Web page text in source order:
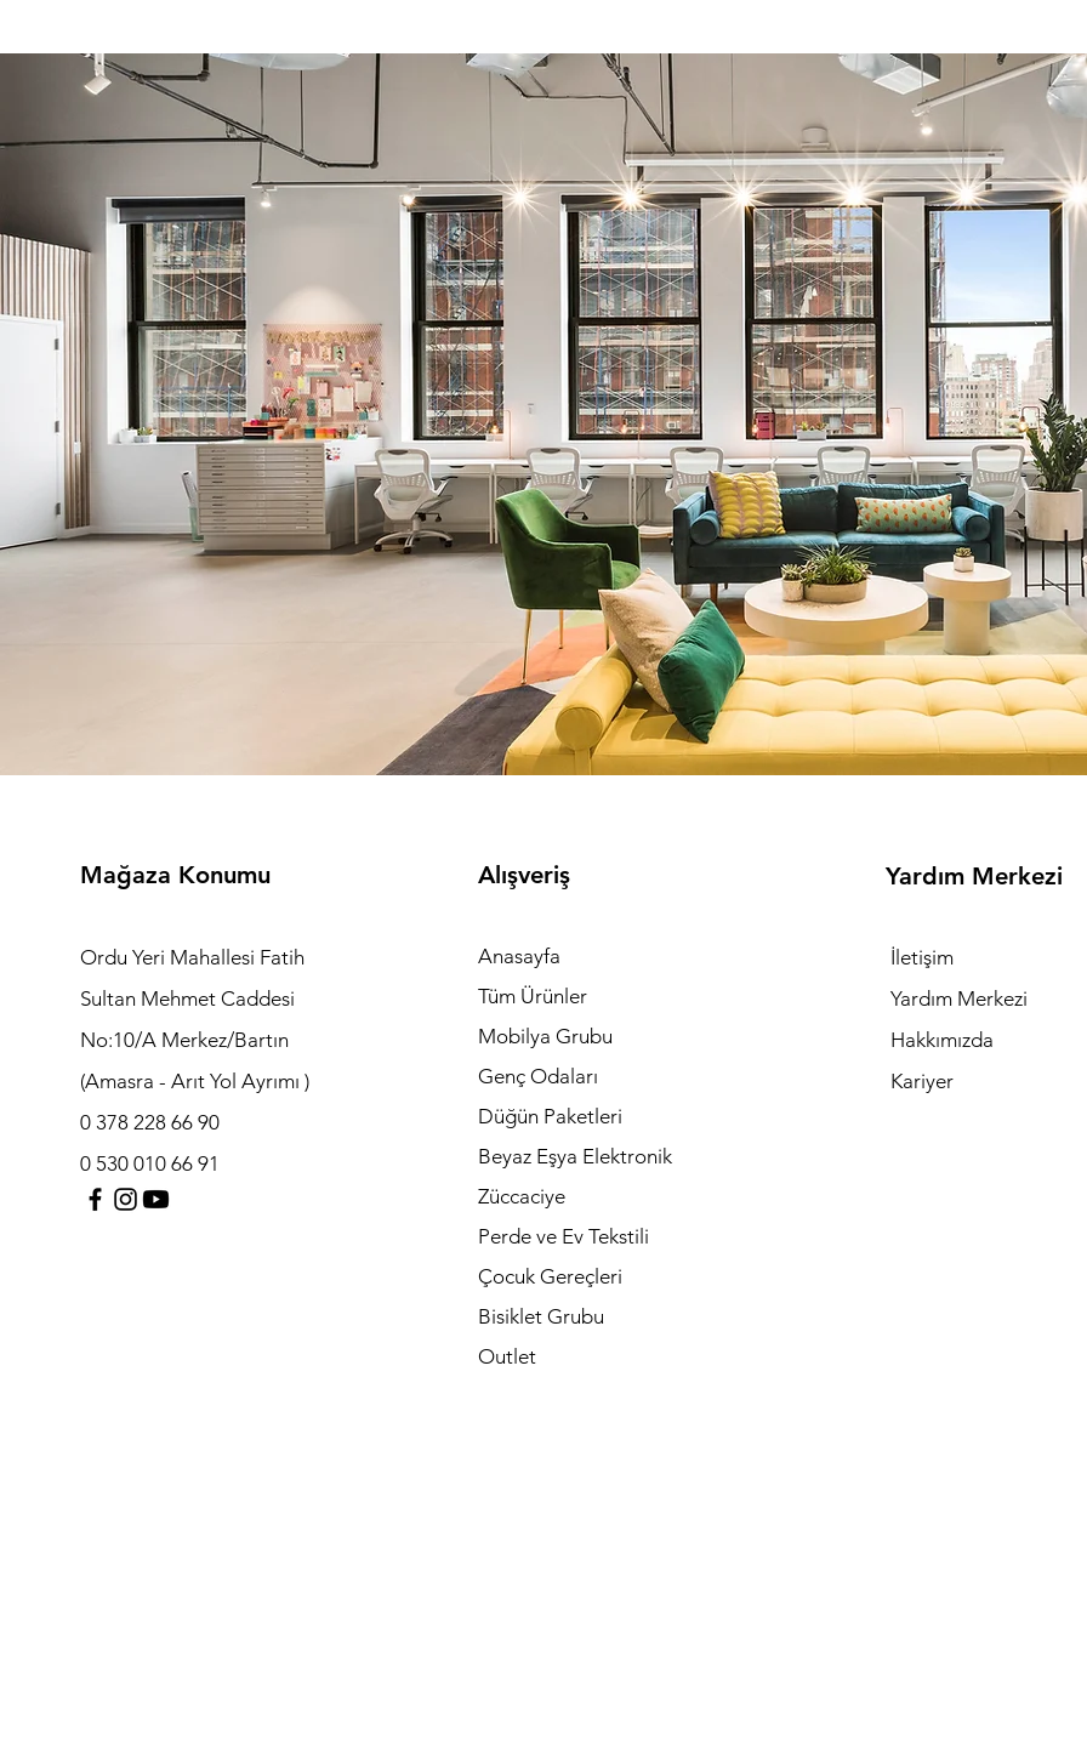
Mağaza Konumu
Ordu Yeri Mahallesi Fatih
Sultan Mehmet Caddesi
No:10/A Merkez/Bartın
(Amasra - Arıt Yol Ayrımı )
0 378 228 66 90
0 530 010 66 91
Alışveriş
Anasayfa
Tüm Ürünler
Mobilya Grubu
Genç Odaları
Düğün Paketleri
Beyaz Eşya Elektronik
Züccaciye
Perde ve Ev Tekstili
Çocuk Gereçleri
Bisiklet Grubu
Outlet
Yardım Merkezi
İletişim
Yardım Merkezi
Hakkımızda
Kariyer